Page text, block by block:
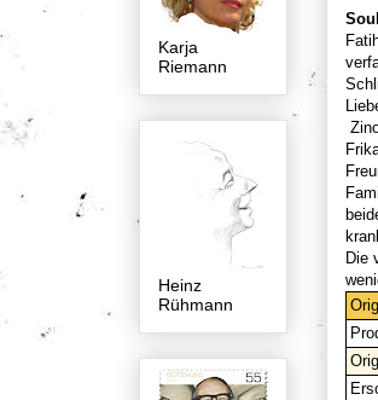
Die
Karja
Riemann
Heinz
Rühmann